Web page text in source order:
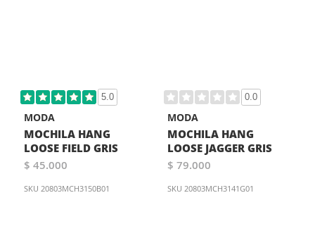
5.0
MODA
MOCHILA HANG
LOOSE FIELD GRIS
$ 45.000
SKU 20803MCH3150B01
0.0
MODA
MOCHILA HANG
LOOSE JAGGER GRIS
$ 79.000
SKU 20803MCH3141G01